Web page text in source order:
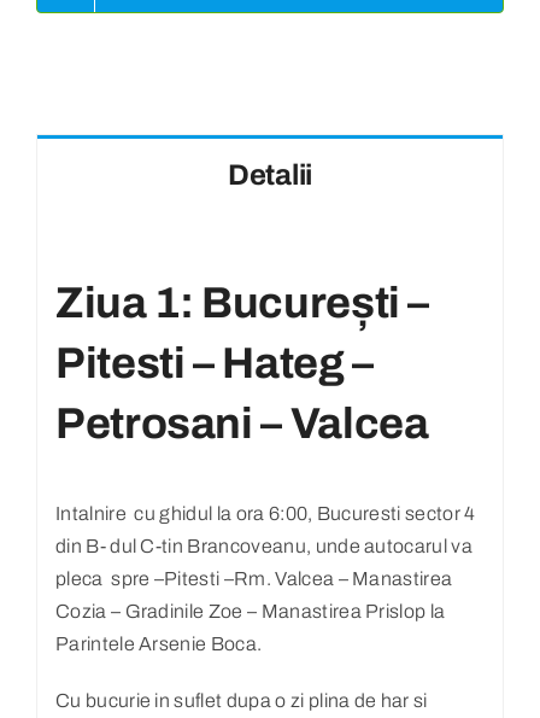
Detalii
Ziua 1: București –
Pitesti – Hateg –
Petrosani – Valcea
Intalnire cu ghidul la ora 6:00, Bucuresti sector 4
din B- dul C-tin Brancoveanu, unde autocarul va
pleca spre –Pitesti –Rm. Valcea – Manastirea
Cozia – Gradinile Zoe – Manastirea Prislop la
Parintele Arsenie Boca.
Cu bucurie in suflet dupa o zi plina de har si